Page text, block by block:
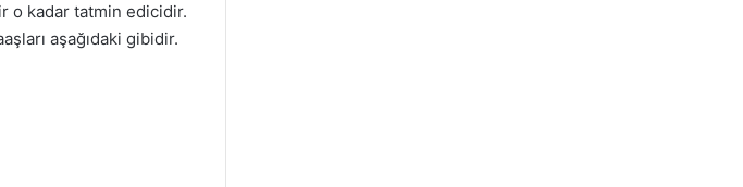
o kadar tatmin edicidir.
aşağıdaki gibidir.